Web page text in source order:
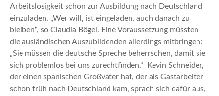
Arbeitslosigkeit schon zur Ausbildung nach Deutschland
einzuladen. „Wer will, ist eingeladen, auch danach zu
bleiben“, so Claudia Bögel. Eine Voraussetzung müssten
die ausländischen Auszubildenden allerdings mitbringen:
„Sie müssen die deutsche Spreche beherrschen, damit sie
sich problemlos bei uns zurechtfinden.“ Kevin Schneider,
der einen spanischen Großvater hat, der als Gastarbeiter
schon früh nach Deutschland kam, sprach sich dafür aus,